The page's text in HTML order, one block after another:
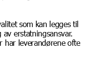
som kan legges til
erstatningsansvar.
har leverandørene ofte